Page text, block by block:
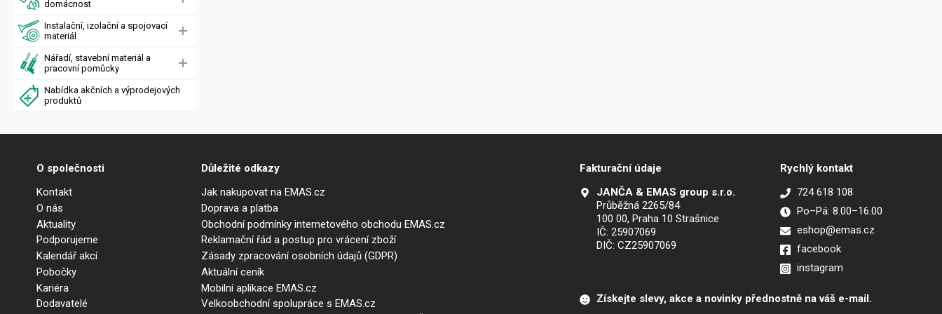
domácnost
Instalační, izolační a spojovací
materiál
Nářadí, stavební materiál a
pracovní pomůcky
Nabídka akčních a výprodejových
produktů
O společnosti
Kontakt
O nás
Aktuality
Podporujeme
Kalendář akcí
Pobočky
Kariéra
Dodavatelé
Důležité odkazy
Jak nakupovat na EMAS.cz
Doprava a platba
Obchodní podmínky internetového obchodu EMAS.cz
Reklamační řád a postup pro vrácení zboží
Zásady zpracování osobních údajů (GDPR)
Aktuální ceník
Mobilní aplikace EMAS.cz
Velkoobchodní spolupráce s EMAS.cz
Fakturační údaje
JANČA & EMAS group s.r.o.
Průběžná 2265/84
100 00, Praha 10 Strašnice
IČ: 25907069
DIČ: CZ25907069
Rychlý kontakt
724 618 108
Po–Pá: 8.00–16.00
eshop@emas.cz
facebook
instagram
Získejte slevy, akce a novinky přednostně na váš e-mail.